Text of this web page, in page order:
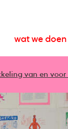
wat we doen
van en voor